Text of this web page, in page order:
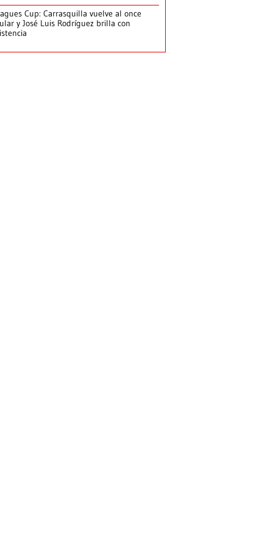
Cup: Carrasquilla vuelve al once
y José Luis Rodríguez brilla con